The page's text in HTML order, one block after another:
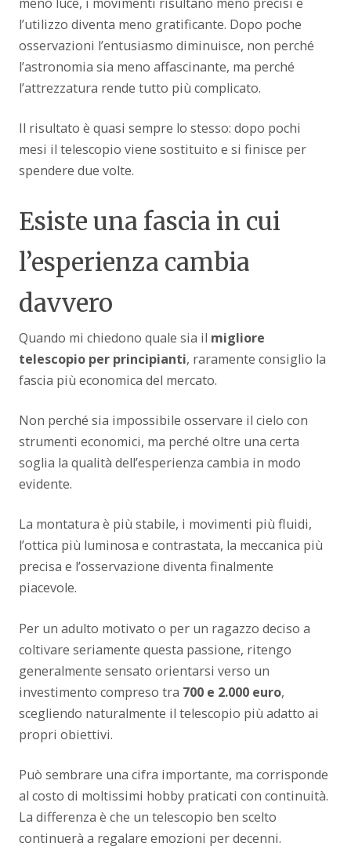
l’utilizzo diventa meno gratificante. Dopo poche
osservazioni l’entusiasmo diminuisce, non perché
l’astronomia sia meno affascinante, ma perché
l’attrezzatura rende tutto più complicato.
Il risultato è quasi sempre lo stesso: dopo pochi
mesi il telescopio viene sostituito e si finisce per
spendere due volte.
Esiste una fascia in cui
l’esperienza cambia
davvero
Quando mi chiedono quale sia il migliore
telescopio per principianti, raramente consiglio la
fascia più economica del mercato.
Non perché sia impossibile osservare il cielo con
strumenti economici, ma perché oltre una certa
soglia la qualità dell’esperienza cambia in modo
evidente.
La montatura è più stabile, i movimenti più fluidi,
l’ottica più luminosa e contrastata, la meccanica più
precisa e l’osservazione diventa finalmente
piacevole.
Per un adulto motivato o per un ragazzo deciso a
coltivare seriamente questa passione, ritengo
generalmente sensato orientarsi verso un
investimento compreso tra 700 e 2.000 euro,
scegliendo naturalmente il telescopio più adatto ai
propri obiettivi.
Può sembrare una cifra importante, ma corrisponde
al costo di moltissimi hobby praticati con continuità.
La differenza è che un telescopio ben scelto
continuerà a regalare emozioni per decenni.